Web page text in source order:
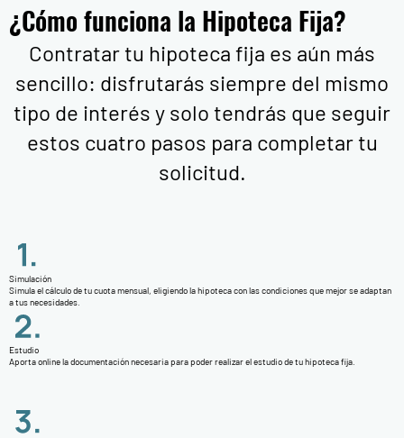
¿Cómo funciona la Hipoteca Fija?
Contratar tu hipoteca fija es aún más
sencillo: disfrutarás siempre del mismo
tipo de interés y solo tendrás que seguir
estos cuatro pasos para completar tu
solicitud.
Simulación
Simula el cálculo de tu cuota mensual, eligiendo la hipoteca con las condiciones que mejor se adaptan
a tus necesidades.
Estudio
Aporta online la documentación necesaria para poder realizar el estudio de tu hipoteca fija.